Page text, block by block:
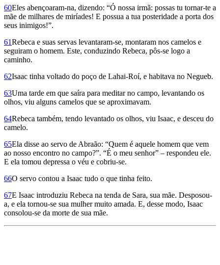
60Eles abençoaram-na, dizendo: “Ó nossa irmã: possas tu tornar-te a
mãe de milhares de miríades! E possua a tua posteridade a porta dos
seus inimigos!”.
61Rebeca e suas servas levantaram-se, montaram nos camelos e
seguiram o homem. Este, conduzindo Rebeca, pôs-se logo a
caminho.
62Isaac tinha voltado do poço de Lahai-Roí, e habitava no Negueb.
63Uma tarde em que saíra para meditar no campo, levantando os
olhos, viu alguns camelos que se aproximavam.
64Rebeca também, tendo levantado os olhos, viu Isaac, e desceu do
camelo.
65Ela disse ao servo de Abraão: “Quem é aquele homem que vem
ao nosso encontro no campo?”. “É o meu senhor” – respondeu ele.
E ela tomou depressa o véu e cobriu-se.
66O servo contou a Isaac tudo o que tinha feito.
67E Isaac introduziu Rebeca na tenda de Sara, sua mãe. Desposou-
a, e ela tornou-se sua mulher muito amada. E, desse modo, Isaac
consolou-se da morte de sua mãe.